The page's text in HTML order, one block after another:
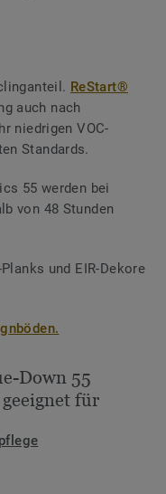
ReStart®
auch nach
niedrigen VOC-
Standards.
55 werden bei
von 48 Stunden
und EIR-Dekore
Down 55
für